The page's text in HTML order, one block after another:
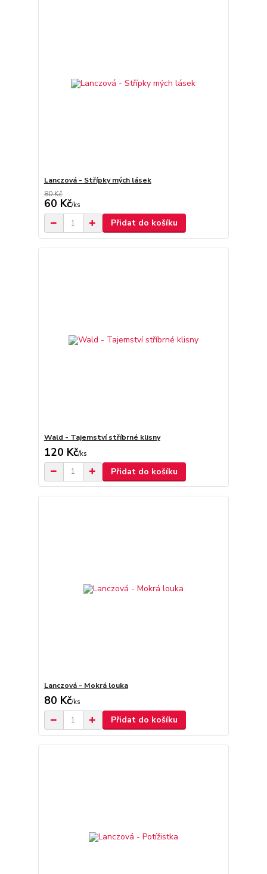
Lanczová - Střípky mých lásek
80 Kč
60 Kč/ks
Přidat do košíku
Wald - Tajemství stříbrné klisny
120 Kč/ks
Přidat do košíku
Lanczová - Mokrá louka
80 Kč/ks
Přidat do košíku